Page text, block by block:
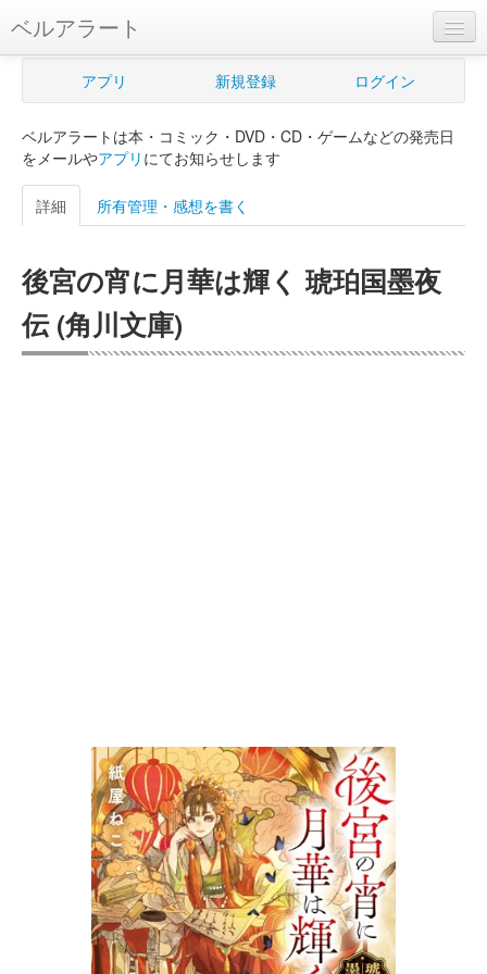
ベルアラート
ベルアラートとは
新規登録
ログイン
購入管理
Myシェルフ
アプリ 新規登録 ログイン
ベルアラートは本・コミック・DVD・CD・ゲームなどの発売日
をメールやアプリ にてお知らせします
詳細 所有管理・感想を書く
後宮の宵に月華は輝く 琥珀国墨夜
伝 (角川文庫)